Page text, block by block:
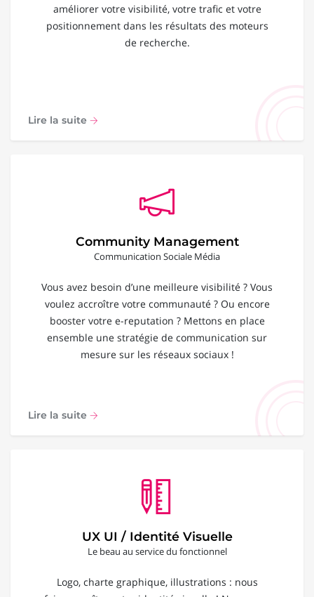
améliorer votre visibilité, votre trafic et votre
positionnement dans les résultats des moteurs
de recherche.
Lire la suite
Community Management
Communication Sociale Média
Vous avez besoin d’une meilleure visibilité ? Vous
voulez accroître votre communauté ? Ou encore
booster votre e-reputation ? Mettons en place
ensemble une stratégie de communication sur
mesure sur les réseaux sociaux !
Lire la suite
UX UI / Identité Visuelle
Le beau au service du fonctionnel
Logo, charte graphique, illustrations : nous